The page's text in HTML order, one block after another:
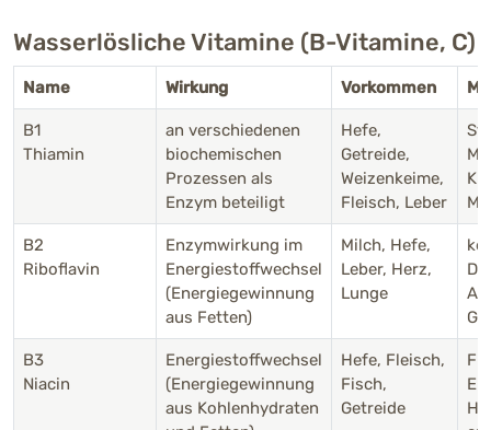
Wasserlösliche Vitamine (B-Vitamine, C)
Name Wirkung Vorkommen
B1
Thiamin
an verschiedenen
biochemischen
Prozessen als
Enzym beteiligt
Hefe,
Getreide,
Weizenkeime,
Fleisch, Leber
B2
Riboflavin
Enzymwirkung im
Energiestoffwechsel
(Energiegewinnung
aus Fetten)
Milch, Hefe,
Leber, Herz,
Lunge
B3
Niacin
Energiestoffwechsel
(Energiegewinnung
aus Kohlenhydraten
Hefe, Fleisch,
Fisch,
Getreide